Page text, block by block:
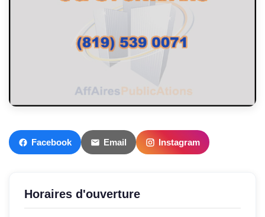
Facebook Email Instagram
Horaires d'ouverture